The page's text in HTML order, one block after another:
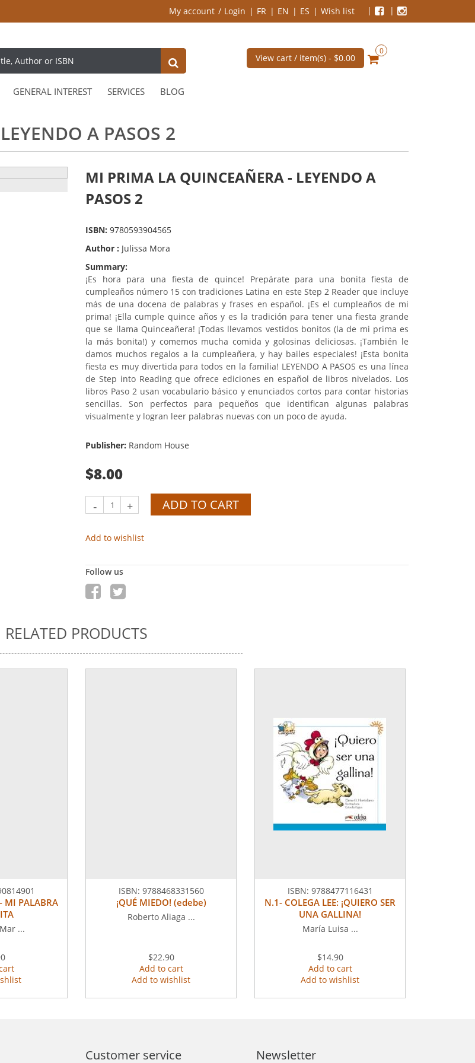
My account Login FR EN ES Wish list
View cart / item(s) - $0.00
0
GENERAL INTEREST SERVICES BLOG
A PASOS 2
MI PRIMA LA QUINCEAÑERA - LEYENDO A
PASOS 2
ISBN: 9780593904565
Author : Julissa Mora
Summary:
¡Es hora para una fiesta de quince! Prepárate para una bonita fiesta de
cumpleaños número 15 con tradiciones Latina en este Step 2 Reader que incluye
más de una docena de palabras y frases en español. ¡Es el cumpleaños de mi
prima! ¡Ella cumple quince años y es la tradición para tener una fiesta grande
que se llama Quinceañera! ¡Todas llevamos vestidos bonitos (la de mi prima es
la más bonita!) y comemos mucha comida y golosinas deliciosas. ¡También le
damos muchos regalos a la cumpleañera, y hay bailes especiales! ¡Esta bonita
fiesta es muy divertida para todos en la familia! LEYENDO A PASOS es una línea
de Step into Reading que ofrece ediciones en español de libros nivelados. Los
libros Paso 2 usan vocabulario básico y enunciados cortos para contar historias
sencillas. Son perfectos para pequeños que identifican algunas palabras
visualmente y logran leer palabras nuevas con un poco de ayuda.
Publisher: Random House
$8.00
- + ADD TO CART
Add to wishlist
Follow us
RELATED PRODUCTS
MI PALABRA
...
ISBN: 9788468331560
¡QUÉ MIEDO! (edebe)
Roberto Aliaga ...
$22.90
Add to cart
Add to wishlist
ISBN: 9788477116431
N.1- COLEGA LEE: ¡QUIERO SER
UNA GALLINA!
María Luisa ...
$14.90
Add to cart
Add to wishlist
Customer service Newsletter